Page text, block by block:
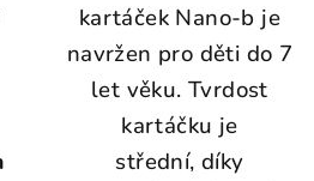
kartáček Nano-b je
navržen pro děti do 7
let věku. Tvrdost
kartáčku je
střední, díky